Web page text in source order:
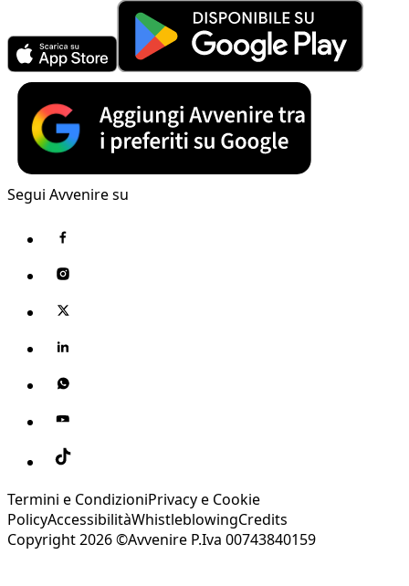
Segui Avvenire su
Termini e CondizioniPrivacy e Cookie
PolicyAccessibilitàWhistleblowingCredits
Copyright 2026 ©Avvenire P.Iva 00743840159